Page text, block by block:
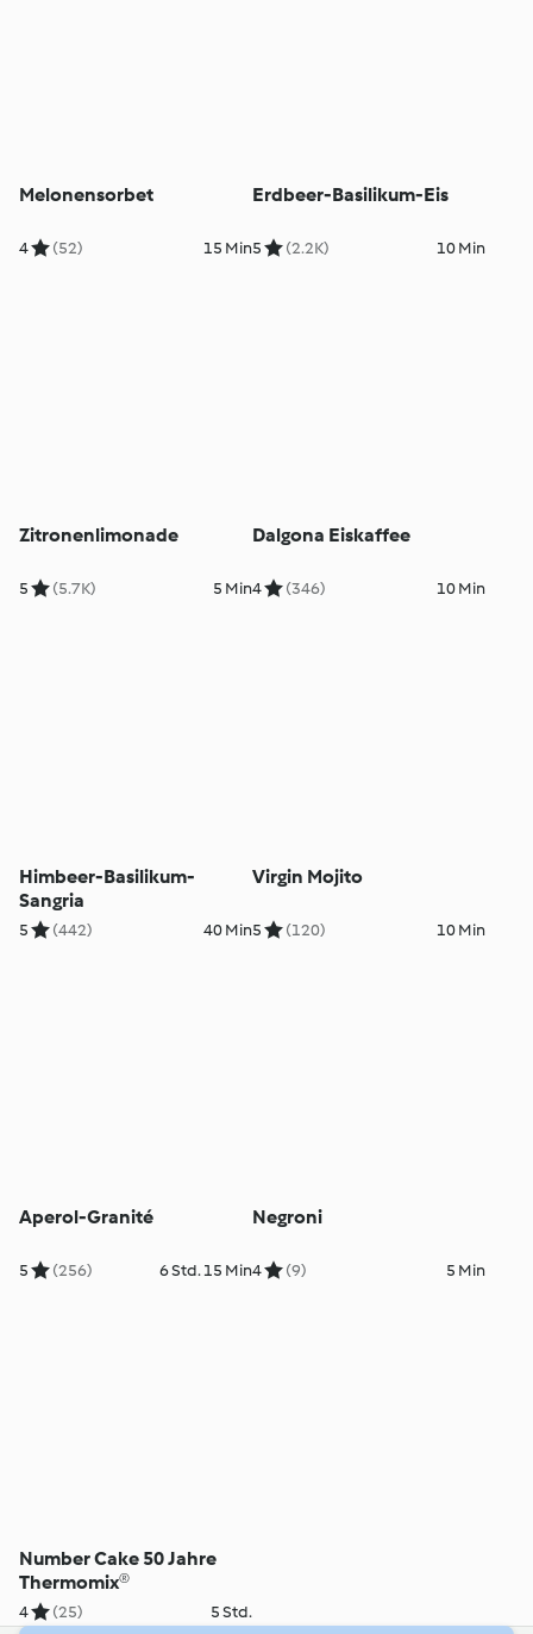
Melonensorbet
4 (52) 15 Min
Erdbeer-Basilikum-Eis
5 (2.2K) 10 Min
Zitronenlimonade
5 (5.7K) 5 Min
Dalgona Eiskaffee
4 (346) 10 Min
Himbeer-Basilikum-
Sangria
5 (442) 40 Min
Virgin Mojito
5 (120) 10 Min
Aperol-Granité
5 (256) 6 Std. 15 Min
Negroni
4 (9) 5 Min
Number Cake 50 Jahre
Thermomix®
4 (25) 5 Std.